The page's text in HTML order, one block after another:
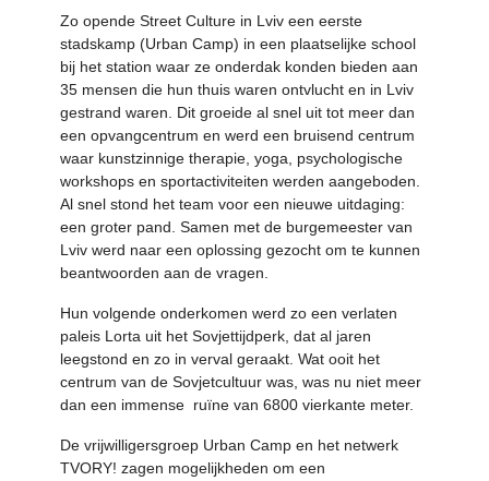
Zo opende Street Culture in Lviv een eerste
stadskamp (Urban Camp) in een plaatselijke school
bij het station waar ze onderdak konden bieden aan
35 mensen die hun thuis waren ontvlucht en in Lviv
gestrand waren. Dit groeide al snel uit tot meer dan
een opvangcentrum en werd een bruisend centrum
waar kunstzinnige therapie, yoga, psychologische
workshops en sportactiviteiten werden aangeboden.
Al snel stond het team voor een nieuwe uitdaging:
een groter pand. Samen met de burgemeester van
Lviv werd naar een oplossing gezocht om te kunnen
beantwoorden aan de vragen.
Hun volgende onderkomen werd zo een verlaten
paleis Lorta uit het Sovjettijdperk, dat al jaren
leegstond en zo in verval geraakt. Wat ooit het
centrum van de Sovjetcultuur was, was nu niet meer
dan een immense ruïne van 6800 vierkante meter.
De vrijwilligersgroep Urban Camp en het netwerk
TVORY! zagen mogelijkheden om een